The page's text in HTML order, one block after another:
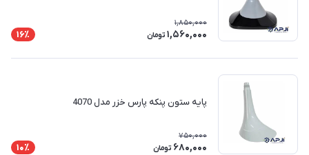
1,850,000
1,560,000 تومان 16٪
پایه ستون پنکه پارس خزر مدل 4070
750,000
680,000 تومان 10٪